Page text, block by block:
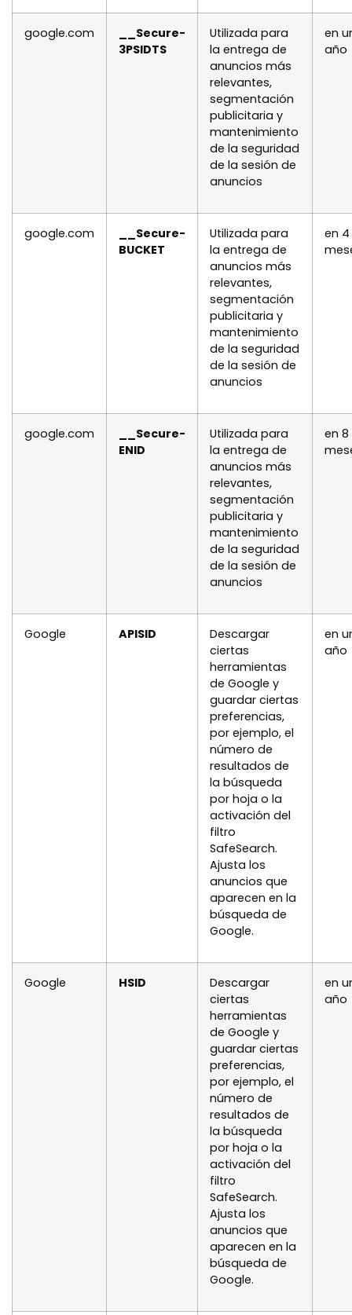
google.com
__Secure-
3PSIDTS
Utilizada para
la entrega de
anuncios más
relevantes,
segmentación
publicitaria y
mantenimiento
de la seguridad
de la sesión de
anuncios
en
año
google.com
__Secure-
BUCKET
Utilizada para
la entrega de
anuncios más
relevantes,
segmentación
publicitaria y
mantenimiento
de la seguridad
de la sesión de
anuncios
en 4
google.com
__Secure-
ENID
Utilizada para
la entrega de
anuncios más
relevantes,
segmentación
publicitaria y
mantenimiento
de la seguridad
de la sesión de
anuncios
en 8
Google APISID
Descargar
ciertas
herramientas
de Google y
guardar ciertas
preferencias,
por ejemplo, el
número de
resultados de
la búsqueda
por hoja o la
activación del
filtro
SafeSearch.
Ajusta los
anuncios que
aparecen en la
búsqueda de
Google.
en
año
Google HSID
Descargar
ciertas
herramientas
de Google y
guardar ciertas
preferencias,
por ejemplo, el
número de
resultados de
la búsqueda
por hoja o la
activación del
filtro
SafeSearch.
Ajusta los
anuncios que
aparecen en la
búsqueda de
Google.
en
año